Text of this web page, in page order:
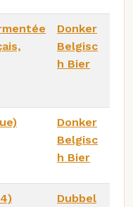
Donker
Belgisc
h Bier
Donker
Belgisc
h Bier
Dubbel